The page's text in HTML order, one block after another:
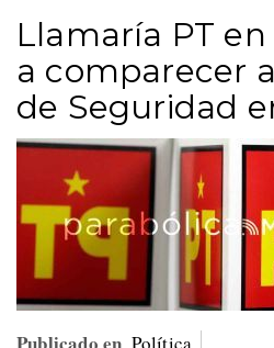
Llamaría PT
a comparecer
de Seguridad
Política